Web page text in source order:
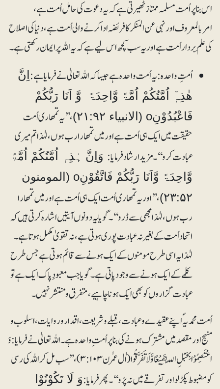
اس بنا پر اُمت مسلمہ ممتاز ٹھیرتی ہے کہ یہ دعوت کی حامل اُمت ہے،
امربالمعروف اور نہی عن المنکر کا فریضہ ادا کرنے والی اُمت ہے، دنیا کی اصلاح
کی علَم بردار اُمت ہے اور یہ سب کچھ اس لیے ہے کہ یہ اللہ پر ایمان رکھتی ہے۔
اُمتِ واحدہ:یہ اُمت واحدہ ہے جیساکہ اللہ تعالیٰ نے فرمایا ہے:اِنَّ
ھٰذِہٖٓ اُمَّتُکُمْ اُمَّۃً وَّاحِدَۃً وَّ اَنَا رَبُّکُمْ
فَاعْبُدُوْنِo (الانبیاء ۲۱:۹۲)
، ’’یہ تمھاری اُمت
حقیقت میں ایک ہی اُمت ہے اور میں تمھارا رب ہوں، لہٰذا تم میری
عبادت کرو‘‘۔ مزید ارشاد فرمایا:وَاِِنَّ ہٰذِہٖ اُمَّتُکُمْ اُمَّۃً
وَّاحِدَۃً وَّاَنَا رَبُّکُمْ فَاتَّقُوْنِo (المومنون
۲۳:۵۲) ، ’’اور یہ تمھاری اُمت ایک ہی اُمت ہے اور میں تمھارا
رب ہوں، لہٰذا مجھی سے ڈرو‘‘۔ گویایہ دونوں آیتیں اشارہ کرتی ہیں کہ
اتحاد اُمت کے بغیر نہ عبادت پوری ہوتی ہے، نہ تقویٰ مکمل ہوتا ہے۔
لہٰذا یہ اسی طرح مومنوں کے ایک ہونے سے قائم ہوتی ہے جس طرح
کلمے کے ایک ہونے سے وجود پاتی ہے۔ گویا جب معبودِ پاک ایک ہے تو
عبادت گزاروں کو بھی ایک ہونا چاہیے، متفرق و منتشر نہیں۔
اُمت محمدیہؐ اپنے عقیدے و عبادت، قبلے و شریعت ، اقدار و روایات، اسلوب و
منہج اور مقصد میں مشترک ہونے کی بناپر اُمت ِواحدہ ہے۔ اللہ تعالیٰ نے فرمایا: وَ
اعْتَصِمُوْا بِحَبْلِ اللّٰہِ جَمِیْعًا وَّ لَا تَفَرَّقُوْا (اٰل عمرٰن۳:۱۰۳)، ’’سب مل کر اللہ کی رسی
کو مضبوط پکڑ لو اور تفرقے میں نہ پڑو‘‘۔ پھر فرمایا:وَ لَا تَکُوْنُوْا